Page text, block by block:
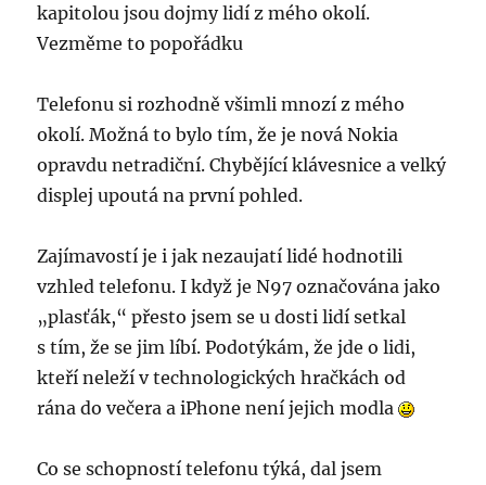
kapitolou jsou dojmy lidí z mého okolí.
Vezměme to popořádku
Telefonu si rozhodně všimli mnozí z mého
okolí. Možná to bylo tím, že je nová Nokia
opravdu netradiční. Chybějící klávesnice a velký
displej upoutá na první pohled.
Zajímavostí je i jak nezaujatí lidé hodnotili
vzhled telefonu. I když je N97 označována jako
„plasťák,“ přesto jsem se u dosti lidí setkal
s tím, že se jim líbí. Podotýkám, že jde o lidi,
kteří neleží v technologických hračkách od
rána do večera a iPhone není jejich modla
Co se schopností telefonu týká, dal jsem